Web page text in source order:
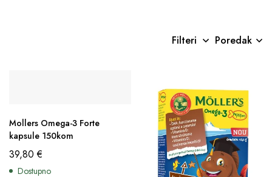
Filteri Poredak
Mollers Omega-3 Forte
kapsule 150kom
39,80€
Dostupno